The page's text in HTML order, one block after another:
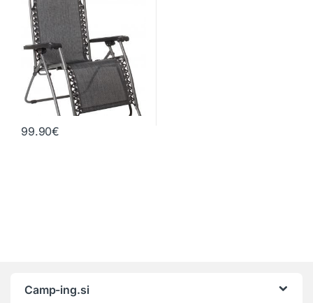
99.90€
Camp-ing.si